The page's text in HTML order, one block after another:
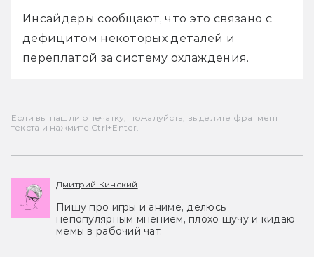
Инсайдеры сообщают, что это связано с
дефицитом некоторых деталей и
переплатой за систему охлаждения.
Если вы нашли опечатку, пожалуйста, выделите фрагмент
текста и нажмите Ctrl+Enter.
Дмитрий Кинский
Пишу про игры и аниме, делюсь
непопулярным мнением, плохо шучу и кидаю
мемы в рабочий чат.